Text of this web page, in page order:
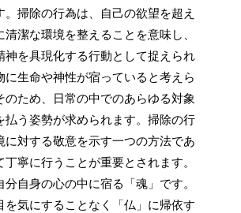
。掃除の行為は、自己の欲望を超え
潔な環境を整えることを意味し、
神を具現化する行動として捉えられ
に生命や神性が宿っていると考えら
のため、日常の中でのあらゆる対象
払う姿勢が求められます。掃除の行
に対する敬意を示す一つの方法であ
丁寧に行うことが重要とされます。
分自身の心の中に宿る「魂」です。
を気にすることなく「仏」に帰依す